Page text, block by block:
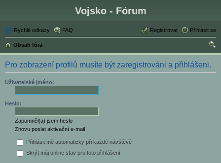
Vojsko - Fórum
Rychlé odkazy FAQ Přihlásit se
Registrovat
Obsah fóra
led
Pro zobrazení profilů musíte být zaregistrováni a přihlášeni.
Uživatelské jméno:
Heslo:
Zapomněl(a) jsem heslo
Znovu poslat aktivační e-mail
Přihlásit mě automaticky při každé návštěvě
Skrýt můj online stav pro toto přihlášení